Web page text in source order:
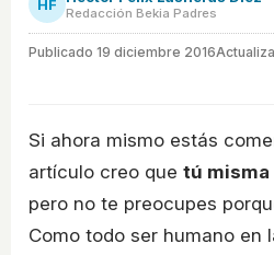
HF Redacción Bekia Padres
Publicado 19 diciembre 2016
Si ahora mismo estás
artículo creo que tú
pero no te preocupes
Como todo ser humano en